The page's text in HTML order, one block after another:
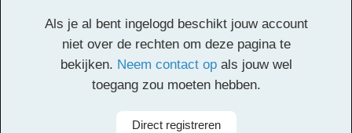
Facebook
TwitterEmailPinterestLinkedIn
Delen
Als je al bent ingelogd beschikt jouw account
niet over de rechten om deze pagina te
bekijken. Neem contact opals jouw wel
toegang zou moeten hebben.
Direct registreren
Alle rechten voorbehouden